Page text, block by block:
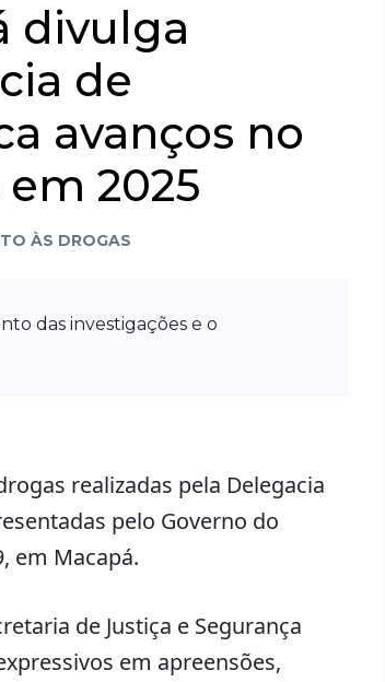
divulga
de
avanços no
2025
ÀS DROGAS
das investigações e o
realizadas pela Delegacia
pelo Governo do
em Macapá.
de Justiça e Segurança
em apreensões,